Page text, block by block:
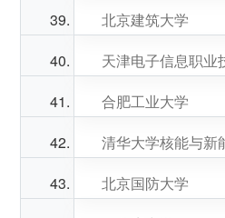
北京建筑大学
天津电子信息职业
合肥工业大学
清华大学核能与新
北京国防大学